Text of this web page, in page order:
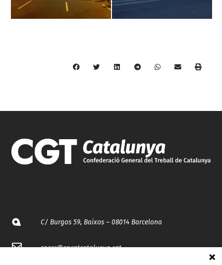
C/ Burgos 59, Baixos – 08014 Barcelona
spccc@spcgtcatalunya.cat